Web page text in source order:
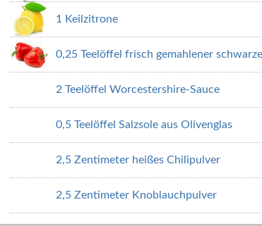
1 Keilzitrone
0,25 Teelöffel frisch gemahlener
2 Teelöffel Worcestershire-Sauce
0,5 Teelöffel Salzsole aus Olivenglas
2,5 Zentimeter heißes Chilipulver
2,5 Zentimeter Knoblauchpulver